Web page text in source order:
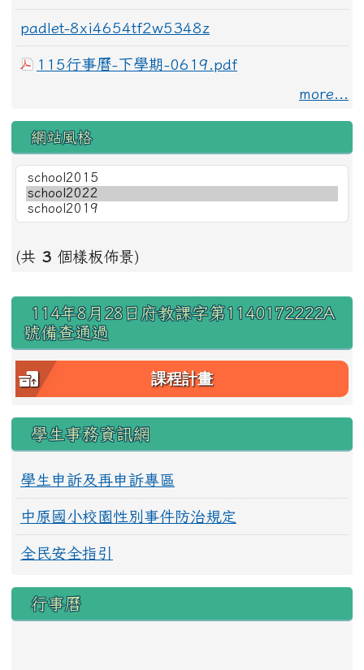
padlet-8xi4654tf2w5348z
115行事曆-下學期-0619.pdf
more...
網站風格
(共 3 個樣板佈景)
右邊區域內容
114年8月28日府教課字第1140172222A
號備查通過
課程計畫
學生事務資訊網
學生申訴及再申訴專區
中原國小校園性別事件防治規定
全民安全指引
行事曆